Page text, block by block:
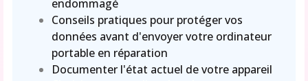
endommagé
Conseils pratiques pour protéger vos
données avant d'envoyer votre ordinateur
portable en réparation
Documenter l'état actuel de votre appareil